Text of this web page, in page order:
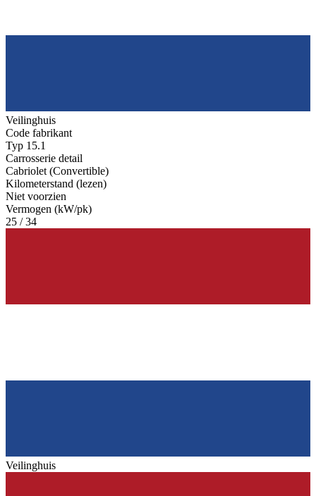
Veilinghuis
Code fabrikant
Typ 15.1
Carrosserie detail
Cabriolet (Convertible)
Kilometerstand (lezen)
Niet voorzien
Vermogen (kW/pk)
25 / 34
Veilinghuis